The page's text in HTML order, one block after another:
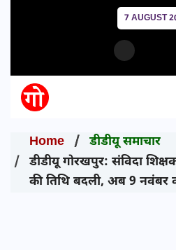
7 AUGUST
Home
डीडीयू समाचार
डीडीयू गोरखपुर: संविदा
की तिथि बदली, अब 9 नवंबर